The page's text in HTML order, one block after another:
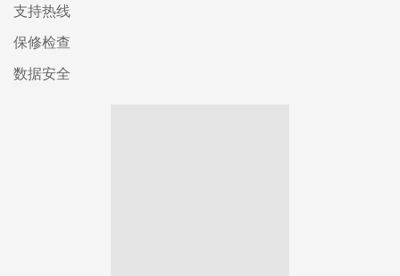
支持热线
保修检查
数据安全